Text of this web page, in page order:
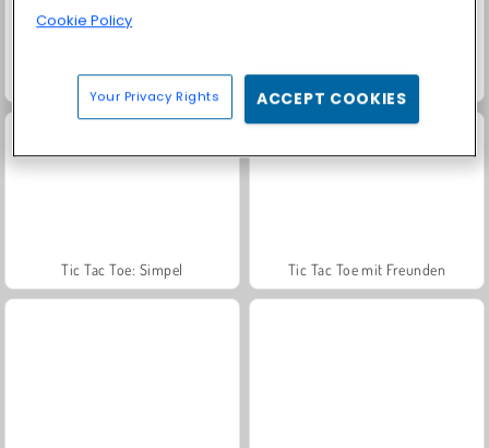
Jewel Garden Story Tic Tac Toe: das Farbenspiel
Tic Tac Toe: Simpel Tic Tac Toe mit Freunden
Cookie Policy
Your Privacy Rights ACCEPT COOKIES